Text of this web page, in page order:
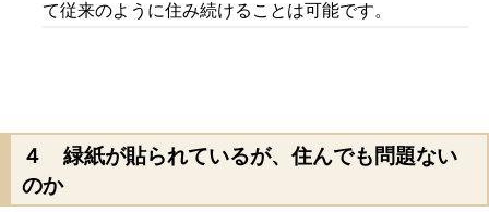
て従来のように住み続けることは可能です。
４ 緑紙が貼られているが、住んでも問題ない
のか